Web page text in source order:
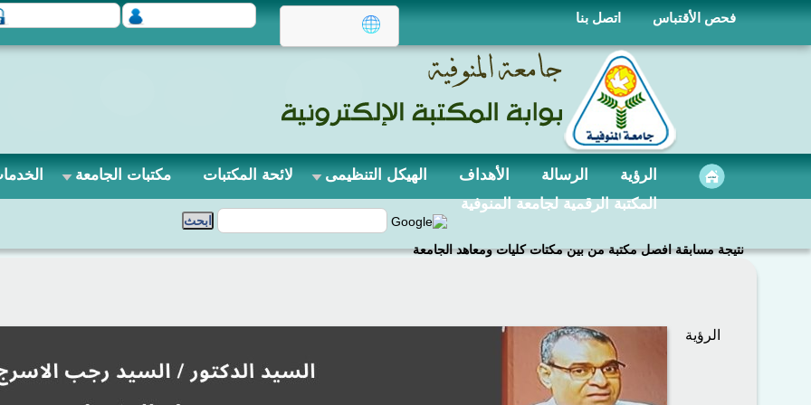
فحص الأقتباس اتصل بنا
الرؤية الرسالة الأهداف الهيكل التنظيمى لائحة المكتبات مكتبات الجامعة
المكتبة الرقمية لجامعة المنوفية
نتيجة مسابقة افصل مكتبة من بين مكتات كليات ومعاهد الجامعة
الرؤية